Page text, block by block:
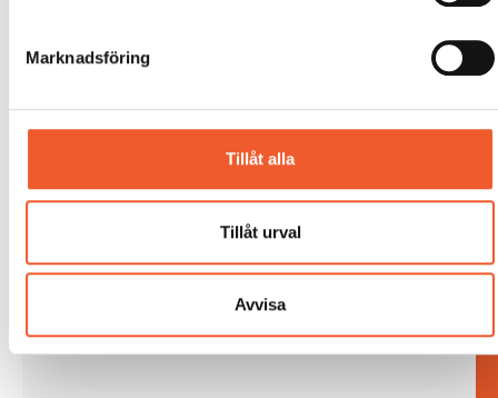
Marknadsföring
Tillåt alla
Tillåt urval
Avvisa